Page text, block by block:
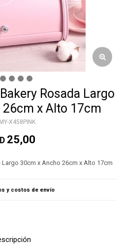
Rosada Largo
x Alto 17cm
MY-X458PINK
25,00
30cm x Ancho 26cm x Alto 17cm
y costos de envío